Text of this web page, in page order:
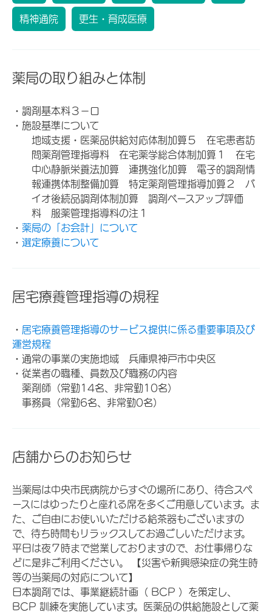
精神通院 更生・育成医療
薬局の取り組みと体制
・調剤基本料３－ロ
・施設基準について
地域支援・医薬品供給対応体制加算５ 在宅患者訪
問薬剤管理指導料 在宅薬学総合体制加算１ 在宅
中心静脈栄養法加算 連携強化加算 電子的調剤情
報連携体制整備加算 特定薬剤管理指導加算２ バ
イオ後続品調剤体制加算 調剤ベースアップ評価
料 服薬管理指導料の注１
・ 薬局の「お会計」について
・ 選定療養について
居宅療養管理指導の規程
・ 居宅療養管理指導のサービス提供に係る重要事項及び
運営規程
・通常の事業の実施地域 兵庫県神戸市中央区
・従業者の職種、員数及び職務の内容
薬剤師（常勤14名、非常勤10名）
事務員（常勤6名、非常勤0名）
店舗からのお知らせ
当薬局は中央市民病院からすぐの場所にあり、待合スペ
ースにはゆったりと座れる席を多くご用意しています。ま
た、ご自由にお使いいただける給茶器もございますの
で、待ち時間もリラックスしてお過ごしいただけます。
平日は夜７時まで営業しておりますので、お仕事帰りな
どに是非ご利用ください。 【災害や新興感染症の発生時
等の当薬局の対応について】
日本調剤では、事業継続計画（ BCP ）を策定し、
BCP 訓練を実施しています。医薬品の供給施設として薬